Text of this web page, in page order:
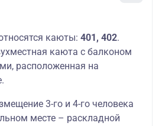
каюты: 401, 402.
каюта с балконом
расположенная на
3-го и 4-го человека
месте – раскладной